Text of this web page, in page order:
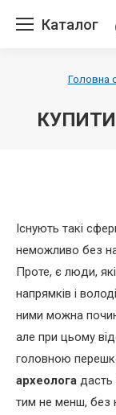
Каталог
Головна
Існують такі
неможливо без
Проте, є люди,
напрямків і
ними можна
але при цьому
головною
археолога дасть
тим не менш, без